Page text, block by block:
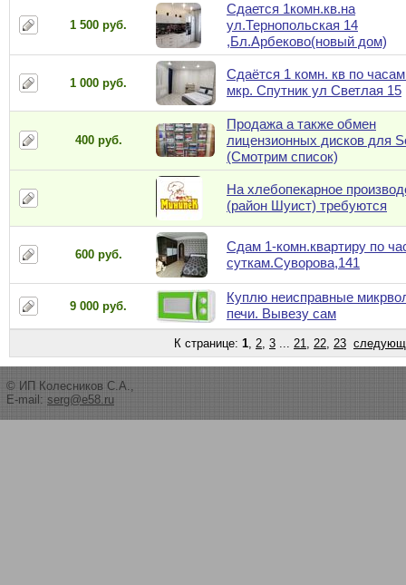
1 500 руб.
Сдается 1комн.кв.на
ул.Тернопольская 14
,Бл.Арбеково(новый дом)
1 000 руб.
Сдаётся 1 комн. кв по
мкр. Спутник ул Светлая 15
400 руб.
Продажа а также обмен
лицензионных дисков для
(Смотрим список)
На хлебопекарное
(район Шуист) требуются
600 руб.
Сдам 1-комн.квартиру по
суткам.Суворова,141
9 000 руб.
Куплю неисправные
печи. Вывезу сам
К странице: 1, 2, 3 ... 21, 22, 23
© ИП Колесников С.А.,
E-mail: serg@e58.ru